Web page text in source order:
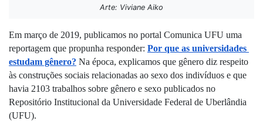
Arte: Viviane Aiko
Em março de 2019, publicamos no portal Comunica UFU uma
reportagem que propunha responder: Por que as universidades
estudam gênero? Na época, explicamos que gênero diz respeito
às construções sociais relacionadas ao sexo dos indivíduos e que
havia 2103 trabalhos sobre gênero e sexo publicados no
Repositório Institucional da Universidade Federal de Uberlândia
(UFU).